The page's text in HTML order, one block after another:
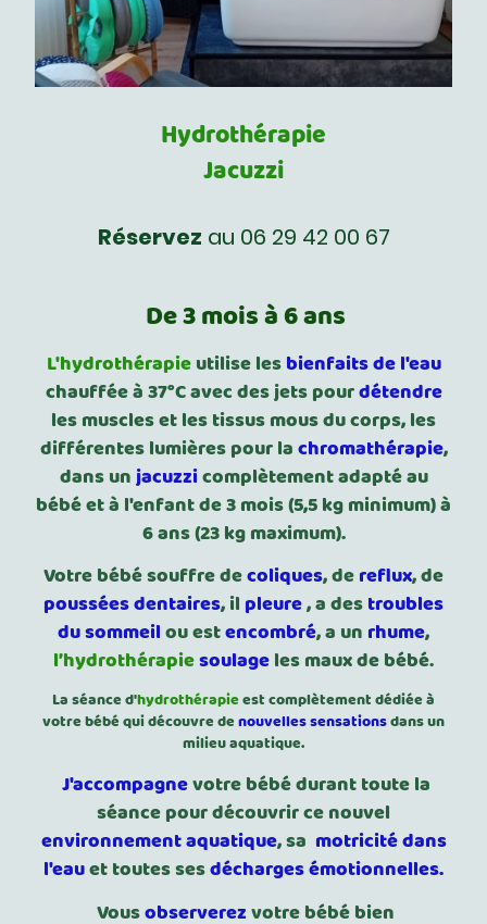
Hydrothérapie
Jacuzzi
Réservez au 06 29 42 00 67
De 3 mois à 6 ans
L'hydrothérapieutilise lesbienfaits de l'eau
chauffée à 37°C avec des jets pourdétendre
les muscles et les tissus mous du corps, les
différentes lumières pour lachromathérapie,
dans unjacuzzicomplètement adapté au
bébé et à l'enfant de 3 mois (5,5 kg minimum) à
6 ans (23 kg maximum).
Votre bébé souffre decoliques, dereflux, de
poussées dentaires, il pleure, a destroubles
du sommeilou estencombré, a un rhume,
l’hydrothérapiesoulageles maux de bébé.
La séance d'hydrothérapieest complètement dédiée à
votre bébé qui découvre denouvelles sensationsdans un
milieu aquatique.
J'accompagnevotre bébé durant toute la
séance pour découvrir ce nouvel
environnement aquatique, sa motricité dans
l'eauet toutes sesdécharges émotionnelles.
Vousobserverezvotre bébé bien